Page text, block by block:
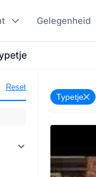
Gelegenheid
Reset
Typetje